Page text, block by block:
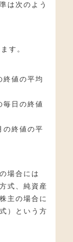
は次のよう
す。
終値の平均
毎日の終値
の終値の平
場合には
式、純資産
主の場合に
）という方